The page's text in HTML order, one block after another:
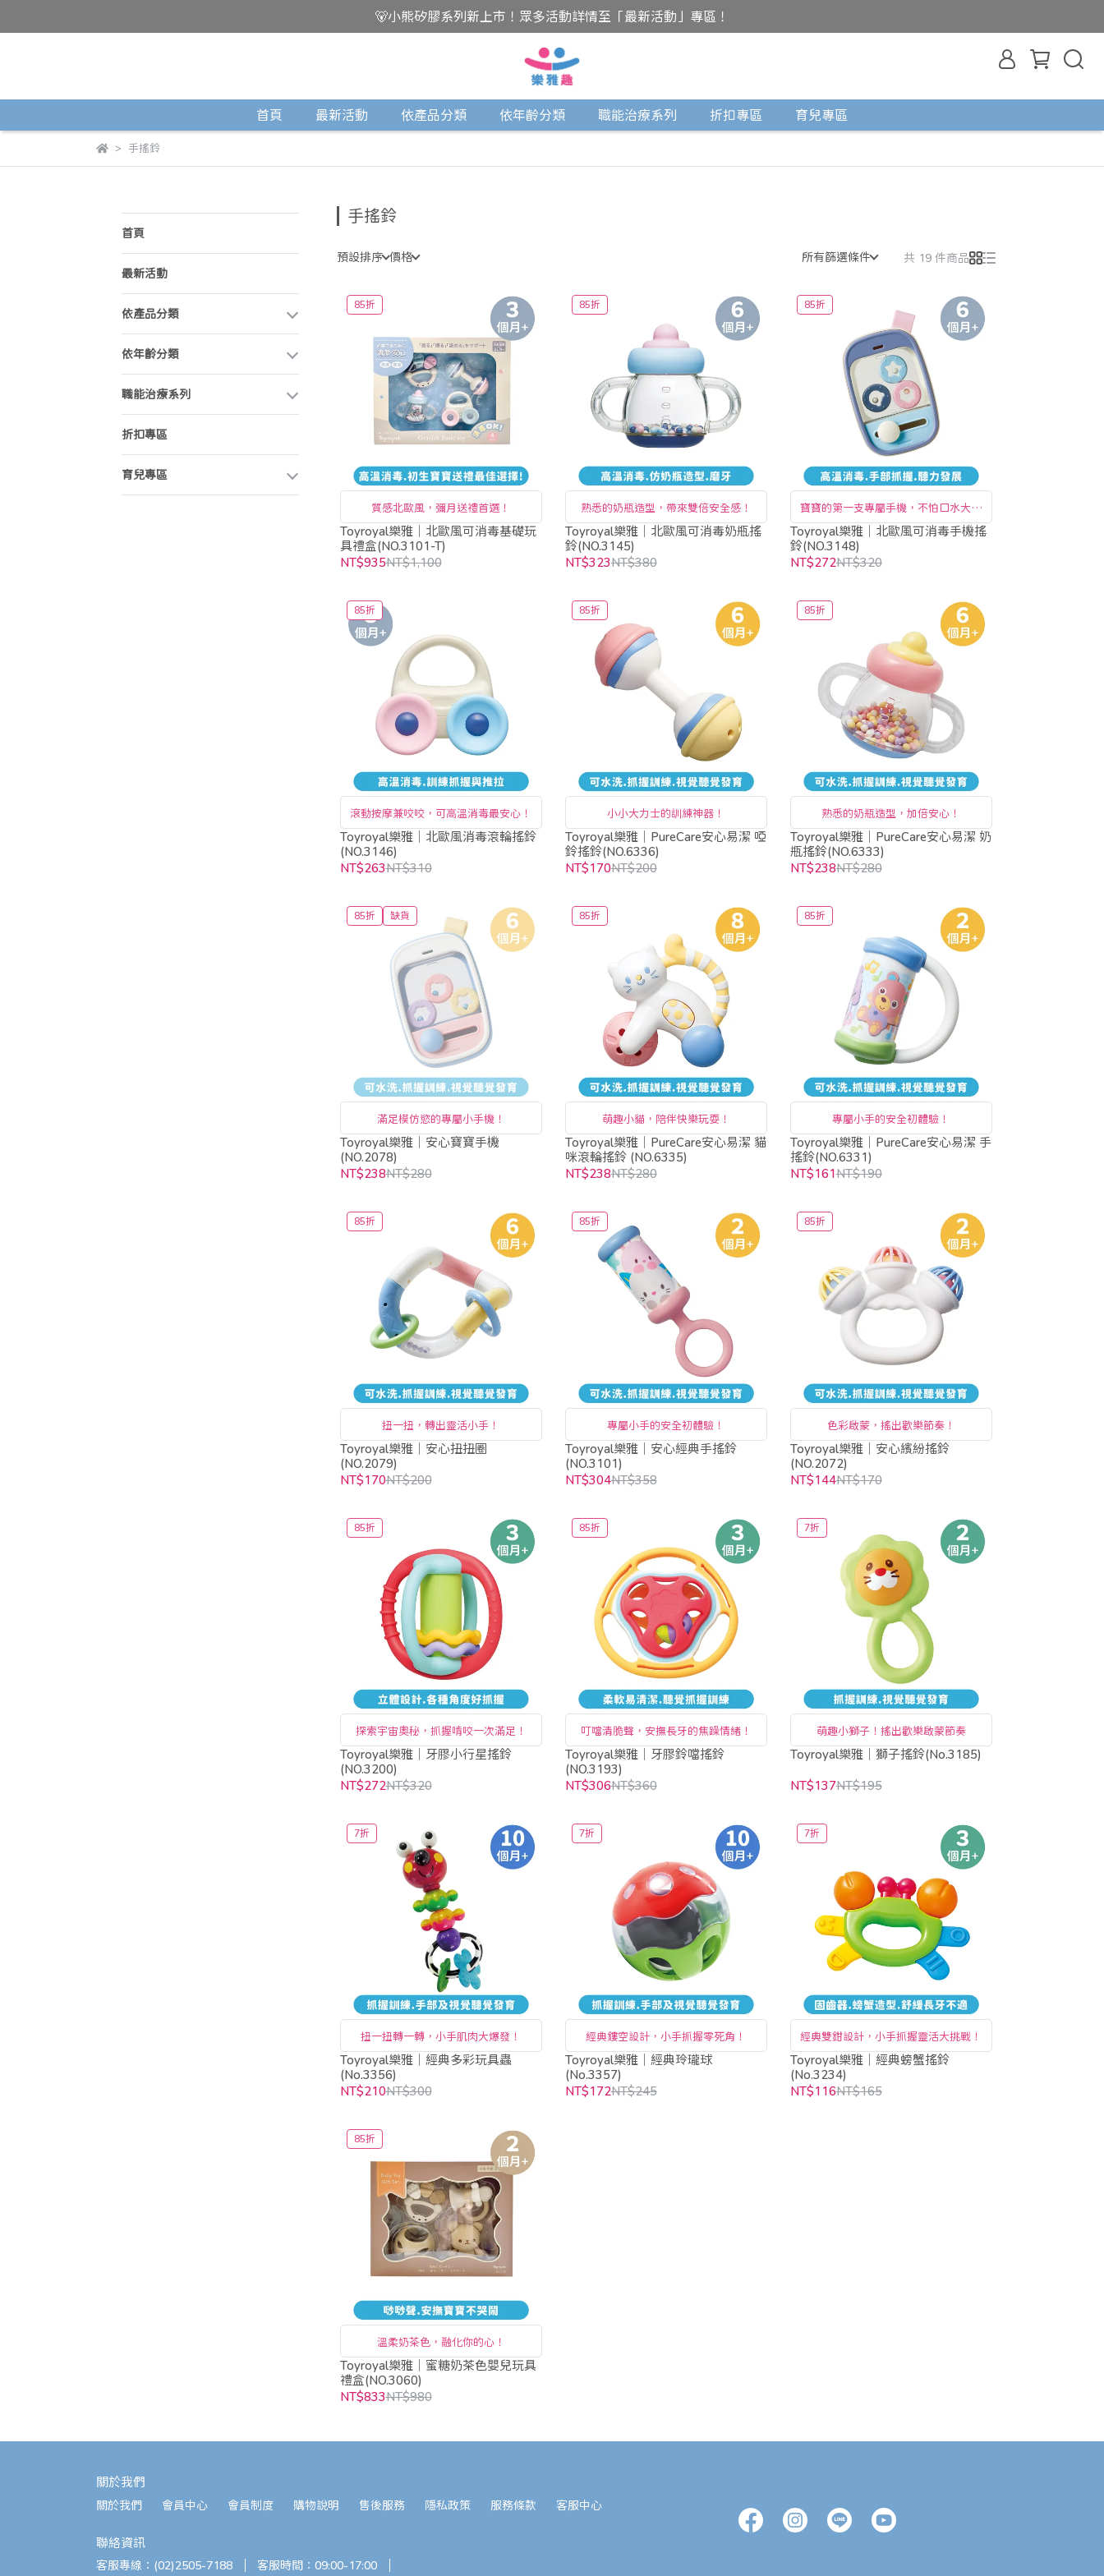
🐻小熊矽膠系列新上市！眾多活動詳情至「最新活動」專區！
首頁 最新活動 依產品分類 依年齡分類 職能治療系列 折扣專區 育兒專區
手搖鈴
首頁
最新活動
依產品分類
依年齡分類
職能治療系列
折扣專區
育兒專區
手搖鈴
預設排序 價格 所有篩選條件 共 19 件商品
85折
質感北歐風，彌月送禮首選！
Toyroyal樂雅｜北歐風可消毒基礎玩
具禮盒(NO.3101-T)
NT$935NT$1,100
85折
熟悉的奶瓶造型，帶來雙倍安全感！
Toyroyal樂雅｜北歐風可消毒奶瓶搖
鈴(NO.3145)
NT$323NT$380
85折
寶寶的第一支專屬手機，不怕口水大作
戰！
Toyroyal樂雅｜北歐風可消毒手機搖
鈴(NO.3148)
NT$272NT$320
85折
滾動按摩兼咬咬，可高溫消毒最安心！
Toyroyal樂雅｜北歐風消毒滾輪搖鈴
(NO.3146)
NT$263NT$310
85折
小小大力士的訓練神器！
Toyroyal樂雅｜PureCare安心易潔 啞
鈴搖鈴(NO.6336)
NT$170NT$200
85折
熟悉的奶瓶造型，加倍安心！
Toyroyal樂雅｜PureCare安心易潔 奶
瓶搖鈴(NO.6333)
NT$238NT$280
85折 缺貨
滿足模仿慾的專屬小手機！
Toyroyal樂雅｜安心寶寶手機
(NO.2078)
NT$238NT$280
85折
萌趣小貓，陪伴快樂玩耍！
Toyroyal樂雅｜PureCare安心易潔 貓
咪滾輪搖鈴 (NO.6335)
NT$238NT$280
85折
專屬小手的安全初體驗！
Toyroyal樂雅｜PureCare安心易潔 手
搖鈴(NO.6331)
NT$161NT$190
85折
扭一扭，轉出靈活小手！
Toyroyal樂雅｜安心扭扭圈
(NO.2079)
NT$170NT$200
85折
專屬小手的安全初體驗！
Toyroyal樂雅｜安心經典手搖鈴
(NO.3101)
NT$304NT$358
85折
色彩啟蒙，搖出歡樂節奏！
Toyroyal樂雅｜安心繽紛搖鈴
(NO.2072)
NT$144NT$170
85折
探索宇宙奧秘，抓握啃咬一次滿足！
Toyroyal樂雅｜牙膠小行星搖鈴
(NO.3200)
NT$272NT$320
85折
叮噹清脆聲，安撫長牙的焦躁情緒！
Toyroyal樂雅｜牙膠鈴噹搖鈴
(NO.3193)
NT$306NT$360
7折
萌趣小獅子！搖出歡樂啟蒙節奏
Toyroyal樂雅｜獅子搖鈴(No.3185)
NT$137NT$195
7折
扭一扭轉一轉，小手肌肉大爆發！
Toyroyal樂雅｜經典多彩玩具蟲
(No.3356)
NT$210NT$300
7折
經典鏤空設計，小手抓握零死角！
Toyroyal樂雅｜經典玲瓏球
(No.3357)
NT$172NT$245
7折
經典雙鉗設計，小手抓握靈活大挑戰！
Toyroyal樂雅｜經典螃蟹搖鈴
(No.3234)
NT$116NT$165
85折
溫柔奶茶色，融化你的心！
Toyroyal樂雅｜蜜糖奶茶色嬰兒玩具
禮盒(NO.3060)
NT$833NT$980
關於我們
關於我們 會員中心 會員制度 購物說明 售後服務 隱私政策 服務條款 客服中心
聯絡資訊
客服專線：(02)2505-7188
客服時間：09:00-17:00